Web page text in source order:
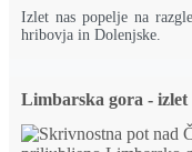
Izlet nas popelje na
hribovja in Dolenjske.
Limbarska gora -